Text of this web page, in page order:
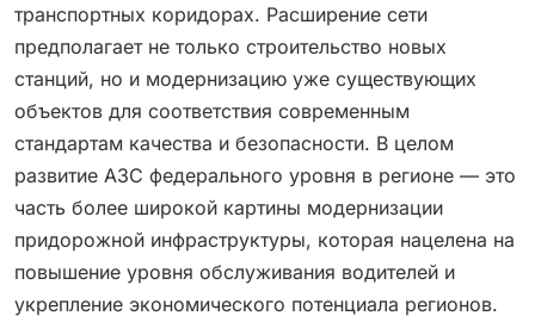
транспортных коридорах. Расширение сети
предполагает не только строительство новых
станций, но и модернизацию уже существующих
объектов для соответствия современным
стандартам качества и безопасности. В целом
развитие АЗС федерального уровня в регионе — это
часть более широкой картины модернизации
придорожной инфраструктуры, которая нацелена на
повышение уровня обслуживания водителей и
укрепление экономического потенциала регионов.